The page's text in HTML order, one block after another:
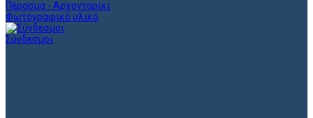
Πέρασμα - Αρχονταρίκι
Φωτογραφικό υλικό
Σύνδεσμοι